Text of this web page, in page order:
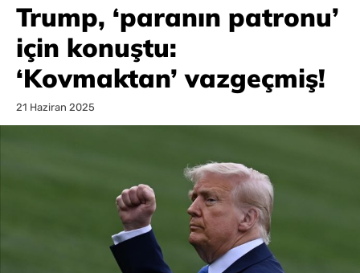
Trump, ‘paranın patronu’
için konuştu:
‘Kovmaktan’ vazgeçmiş!
21 Haziran 2025